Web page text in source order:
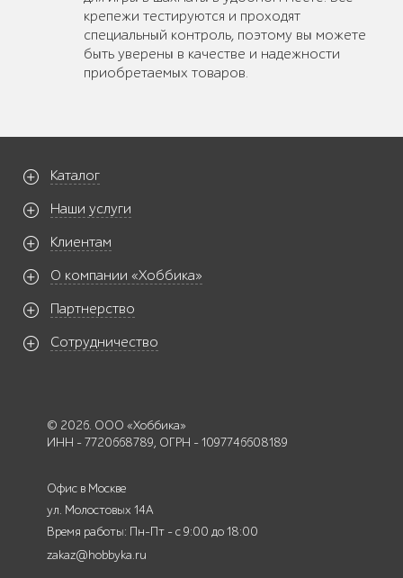
крепежи тестируются и проходят
специальный контроль, поэтому вы можете
быть уверены в качестве и надежности
приобретаемых товаров.
Каталог
Наши услуги
Клиентам
О компании «Хоббика»
Партнерство
Сотрудничество
© 2026. ООО «Хоббика»
ИНН - 7720668789, ОГРН - 1097746608189
Офис в Москве
ул. Молостовых 14А
Время работы: Пн-Пт - с 9:00 до 18:00
zakaz@hobbyka.ru